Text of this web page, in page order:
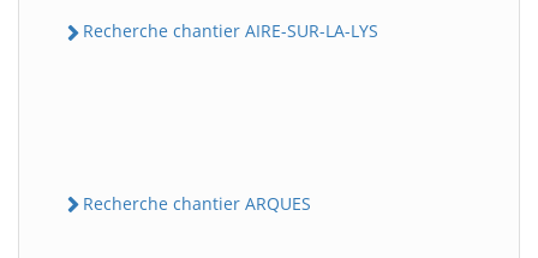
Recherche chantier AIRE-SUR-LA-LYS
Recherche chantier ARQUES